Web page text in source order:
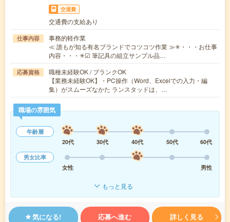
交通費
交通費の支給あり
仕事内容
事務的軽作業
≪ 誰もが知る有名ブランドでコツコツ作業 ≫✳︎・・・お仕事
内容・・・✳︎☑ 筆記具の組立サンプル品…
応募資格
職種未経験OK / ブランクOK
【業務未経験OK】・PC操作（Word、Excelでの入力・編
集）がスムーズなかた ランスタッドは、…
職場の雰囲気
年齢層
20代
30代 40代 50代
60代
男女比率
女性
男性
もっと見る
気になる! 応募へ進む 詳しく見る